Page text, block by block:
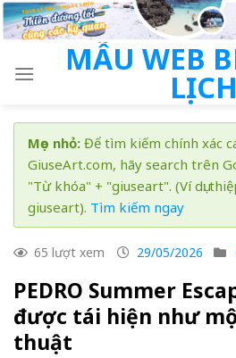
Skip
to
MẪU WEB
LỊCH
Mẹo nhỏ: Để tìm kiếm chính xác
GiuseArt.com, hãy search trên
"Từ khóa" + "giuseart". (Ví dụ:
giuseart). Tìm kiếm ngay
65 lượt xem 29/05/2026
PEDRO Summer
được tái hiện như
thuật